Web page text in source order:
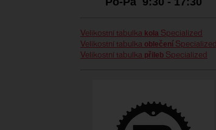
Velikostní tabulka kola Specialized
Velikostní tabulka oblečení Specialized
Velikostní tabulka přileb Specialized